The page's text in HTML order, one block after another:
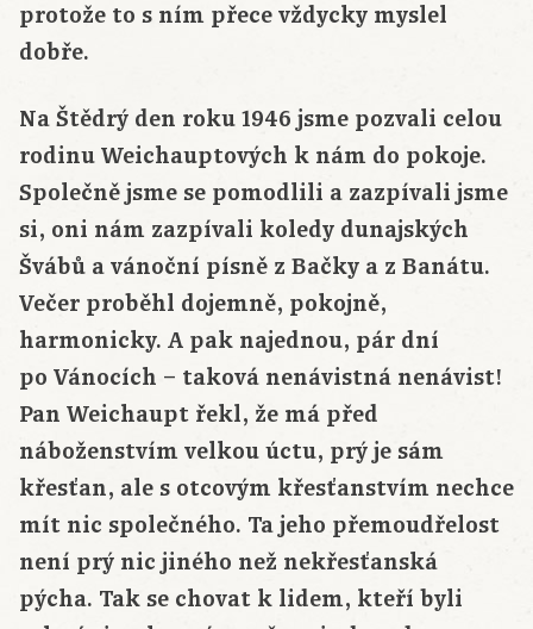
protože to s ním přece vždycky myslel
dobře.
Na Štědrý den roku 1946 jsme pozvali celou
rodinu Weichauptových k nám do pokoje.
Společně jsme se pomodlili a zazpívali jsme
si, oni nám zazpívali koledy dunajských
Švábů a vánoční písně z Bačky a z Banátu.
Večer proběhl dojemně, pokojně,
harmonicky. A pak najednou, pár dní
po Vánocích – taková nenávistná nenávist!
Pan Weichaupt řekl, že má před
náboženstvím velkou úctu, prý je sám
křesťan, ale s otcovým křesťanstvím nechce
mít nic společného. Ta jeho přemoudřelost
není prý nic jiného než nekřesťanská
pýcha. Tak se chovat k lidem, kteří byli